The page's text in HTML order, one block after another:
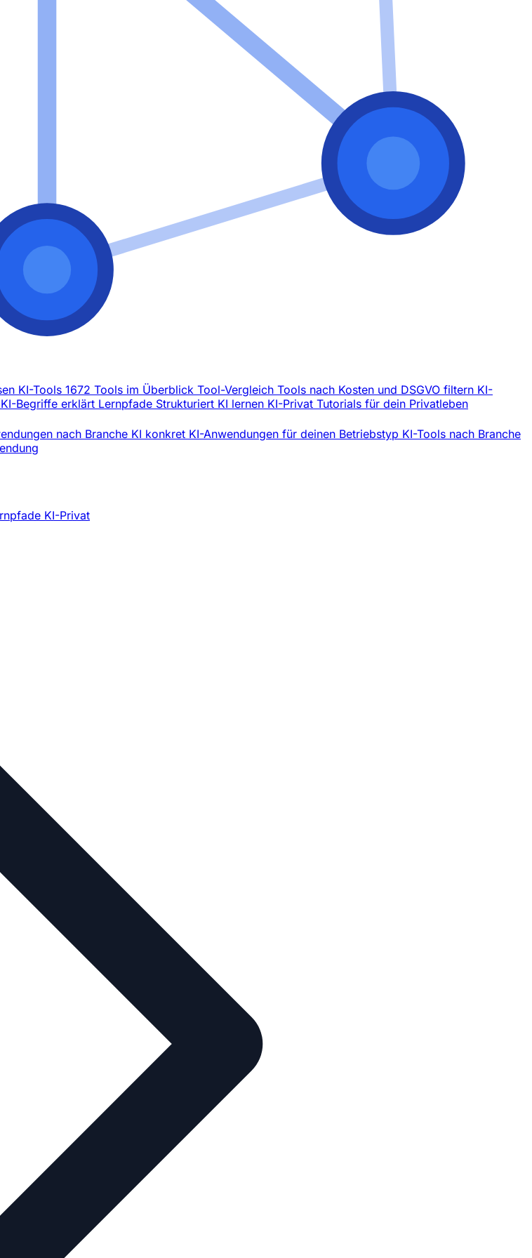
KI-Tools 1672 Tools im Überblick Tool-Vergleich Tools nach Kosten und DSGVO filtern KI-
Begriffe erklärt Lernpfade Strukturiert KI lernen KI-Privat Tutorials für dein Privatleben
nach Branche KI konkret KI-Anwendungen für deinen Betriebstyp KI-Tools nach Branche
KI-Privat